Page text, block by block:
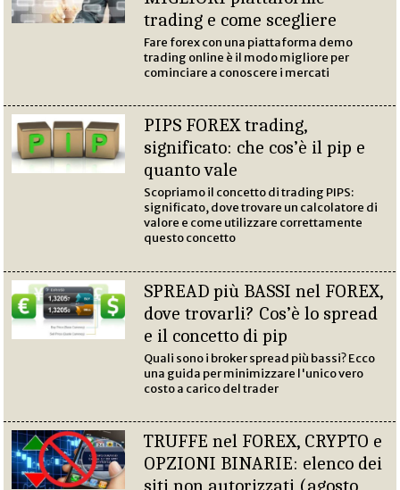
trading e come scegliere
Fare forex con una piattaforma demo
trading online è il modo migliore per
cominciare a conoscere i mercati
PIPS FOREX trading,
significato: che cos’è il pip e
quanto vale
Scopriamo il concetto di trading PIPS:
significato, dove trovare un calcolatore di
valore e come utilizzare correttamente
questo concetto
SPREAD più BASSI nel FOREX,
dove trovarli? Cos’è lo spread
e il concetto di pip
Quali sono i broker spread più bassi? Ecco
una guida per minimizzare l'unico vero
costo a carico del trader
TRUFFE nel FOREX, CRYPTO e
OPZIONI BINARIE: elenco dei